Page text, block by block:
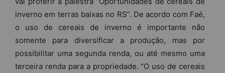
inverno em terras baixas no RS”. De acordo com Faé,
o uso de cereais de inverno é importante não
somente para diversificar a produção, mas por
possibilitar uma segunda renda, ou até mesmo uma
terceira renda para a propriedade. “O uso de cereais